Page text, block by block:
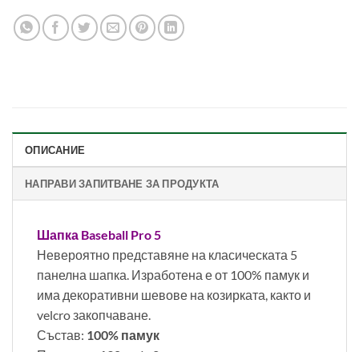
ОПИСАНИЕ
НАПРАВИ ЗАПИТВАНЕ ЗА ПРОДУКТА
Шапка Baseball Pro 5
Невероятно представяне на класическата 5
панелна шапка. Изработена е от 100% памук и
има декоративни шевове на козирката, както и
velcro закопчаване.
Състав: 100% памук